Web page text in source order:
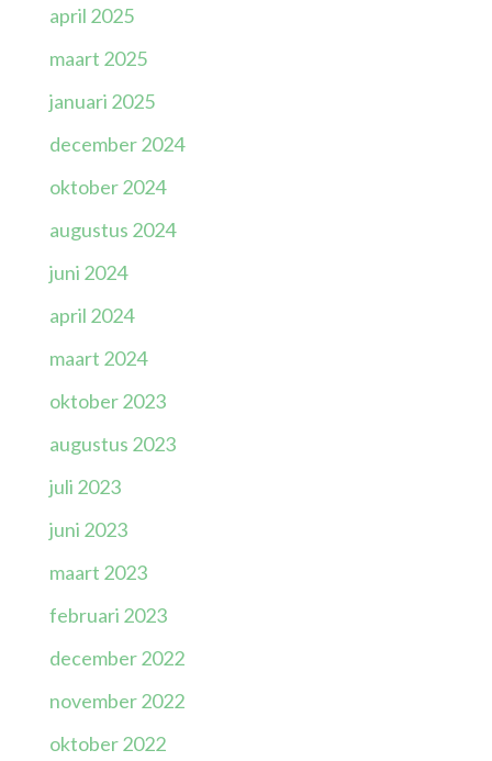
april 2025
maart 2025
januari 2025
december 2024
oktober 2024
augustus 2024
juni 2024
april 2024
maart 2024
oktober 2023
augustus 2023
juli 2023
juni 2023
maart 2023
februari 2023
december 2022
november 2022
oktober 2022